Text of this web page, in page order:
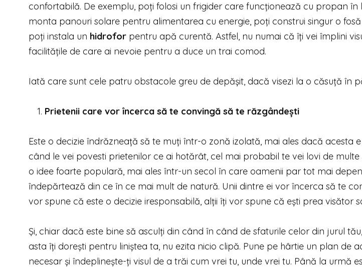
confortabilă. De exemplu, poți folosi un frigider care funcționează cu propan în
monta panouri solare pentru alimentarea cu energie, poți construi singur o
poți instala un hidrofor pentru apă curentă. Astfel, nu numai că îți vei împlini
facilitățile de care ai nevoie pentru a duce un trai comod.
Iată care sunt cele patru obstacole greu de depășit, dacă visezi la o căsuță în
Prietenii care vor încerca să te convingă să te răzgândești
Este o decizie îndrăzneață să te muți într-o zonă izolată, mai ales dacă acesta
când le vei povesti prietenilor ce ai hotărât, cel mai probabil te vei lovi de
o idee foarte populară, mai ales într-un secol în care oamenii par tot mai
îndepărtează din ce în ce mai mult de natură. Unii dintre ei vor încerca să te
vor spune că este o decizie iresponsabilă, alții îți vor spune că ești prea visător
Și, chiar dacă este bine să asculți din când în când de sfaturile celor din jurul
asta îți dorești pentru liniștea ta, nu ezita nicio clipă. Pune pe hârtie un plan de
necesar și îndeplinește-ți visul de a trăi cum vrei tu, unde vrei tu. Până la urmă